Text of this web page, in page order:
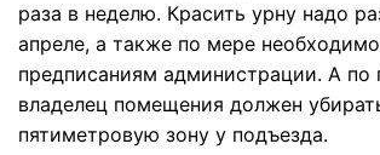
раза в неделю. Красить урну надо
апреле, а также по мере
предписаниям администрации. А по
владелец помещения должен
пятиметровую зону у подъезда.